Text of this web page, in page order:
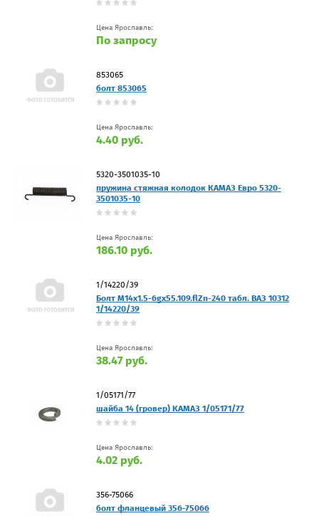
Цена Ярославль:
По запросу
853065
болт 853065
Цена Ярославль:
4.40 руб.
5320-3501035-10
пружина стяжная колодок КАМАЗ Евро 5320-
3501035-10
Цена Ярославль:
186.10 руб.
1/14220/39
Болт М14х1.5-6gх55.109.flZn-240 табл. ВАЗ 10312
1/14220/39
Цена Ярославль:
38.47 руб.
1/05171/77
шайба 14 (гровер) КАМАЗ 1/05171/77
Цена Ярославль:
4.02 руб.
356-75066
болт фланцевый 356-75066